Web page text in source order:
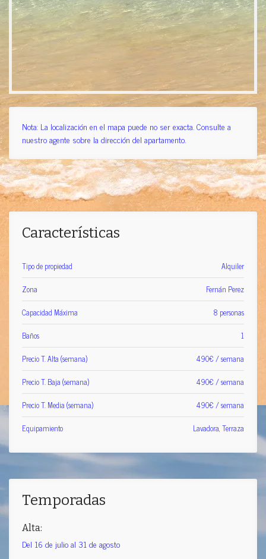
Nota: La localización en el mapa puede no ser exacta. Consulte a
nuestro agente sobre la dirección del apartamento.
Características
Tipo de propiedad
Alquiler
Zona
Fernán Perez
Capacidad Máxima
8 personas
Baños
1
Precio T. Alta (semana)
490€ / semana
Precio T. Baja (semana)
490€ / semana
Precio T. Media (semana)
490€ / semana
Equipamiento
Lavadora, Terraza
Temporadas
Alta:
Del 16 de julio al 31 de agosto